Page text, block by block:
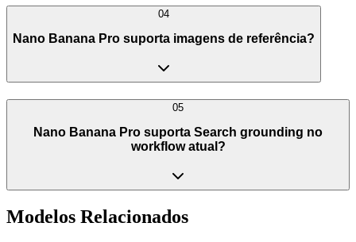
04
Nano Banana Pro suporta imagens de referência?
05
Nano Banana Pro suporta Search grounding no
workflow atual?
Modelos Relacionados